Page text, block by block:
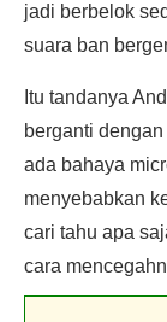
jadi berbelok
suara ban
Itu tandanya
berganti
ada bahaya
menyebabkan
cari tahu apa
cara